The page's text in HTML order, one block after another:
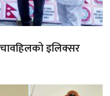
चावहिलको इलिक्सर